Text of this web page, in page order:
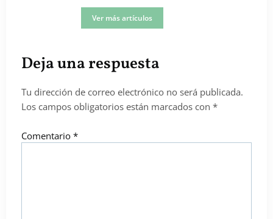
Ver más artículos
Deja una respuesta
Tu dirección de correo electrónico no será publicada.
Los campos obligatorios están marcados con *
Comentario *